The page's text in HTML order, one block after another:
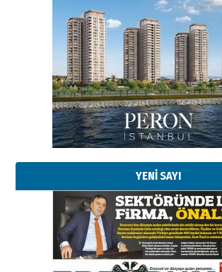
YENİ SAYI
Esat BİNDESEN
Başkan Sekmen’den Erzurum’a
bir vizyon proje daha!
02 Ağustos 2026 Pazar
Kadir SABUNCUOĞLU
Erzurumspor’un köşe taşları
29 Haziran 2026 Pazartesi
Kenan GÜLERCİ
Murat Şahsuvaroğlu ERKON’da
çıtayı yukarı taşırken,
yönetimdekiler aşağı
çekmemeli!
17 Şubat 2026 SalıOrhan BOZKURT
Bir fotoğraf, bir şehir, bir